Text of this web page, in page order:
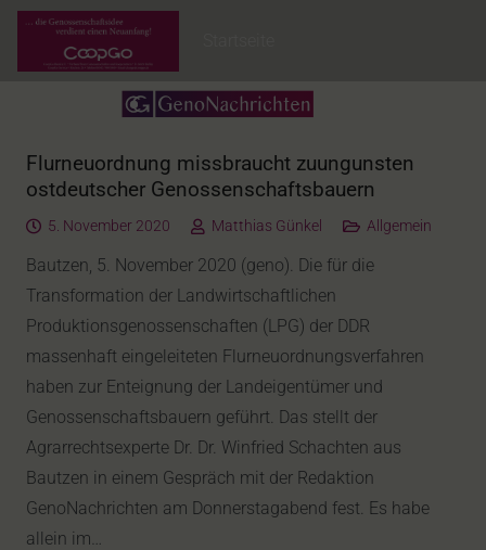
Flurneuordnung missbraucht zuungunsten
ostdeutscher Genossenschaftsbauern
5. November 2020 Matthias Günkel Allgemein
Bautzen, 5. November 2020 (geno). Die für die
Transformation der Landwirtschaftlichen
Produktionsgenossenschaften (LPG) der DDR
massenhaft eingeleiteten Flurneuordnungsverfahren
haben zur Enteignung der Landeigentümer und
Genossenschaftsbauern geführt. Das stellt der
Agrarrechtsexperte Dr. Dr. Winfried Schachten aus
Bautzen in einem Gespräch mit der Redaktion
GenoNachrichten am Donnerstagabend fest. Es habe
allein im…